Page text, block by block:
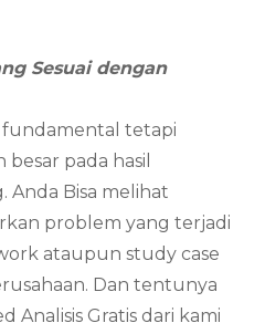
Sesuai dengan
tetapi
pada hasil
Anda Bisa melihat
problem yang terjadi
ataupun study case
Dan tentunya
Analisis Gratis dari kami